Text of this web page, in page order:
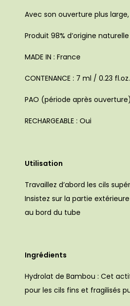
Avec son ouverture plus
Produit 98% d’origine
MADE IN : France
CONTENANCE : 7 ml / 0.23 fl.oz.
PAO (période après
RECHARGEABLE : Oui
Utilisation
Travaillez d’abord les cils
Insistez sur la partie
au bord du tube
Ingrédients
Hydrolat de Bambou : Cet
pour les cils fins et fragilisés